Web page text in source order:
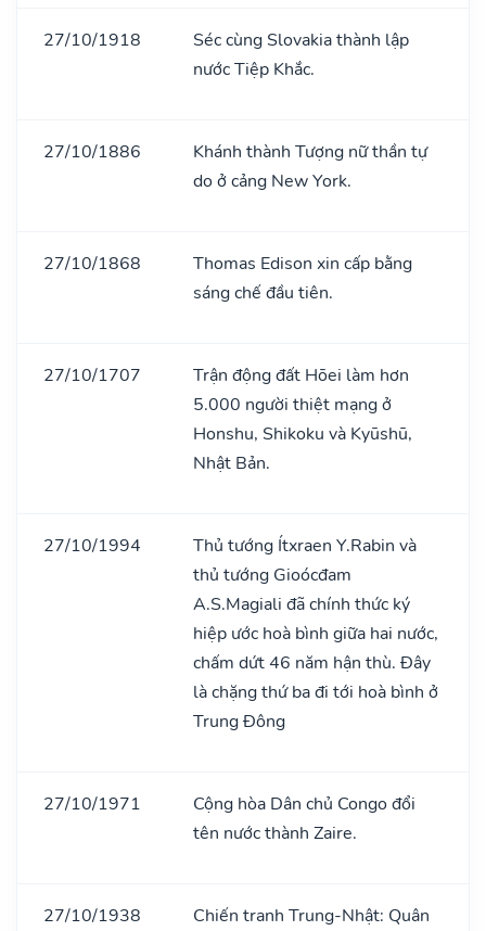
27/10/1918
Séc cùng Slovakia thành lập
nước Tiệp Khắc.
27/10/1886
Khánh thành Tượng nữ thần tự
do ở cảng New York.
27/10/1868
Thomas Edison xin cấp bằng
sáng chế đầu tiên.
27/10/1707
Trận động đất Hōei làm hơn
5.000 người thiệt mạng ở
Honshu, Shikoku và Kyūshū,
Nhật Bản.
27/10/1994
Thủ tướng Ítxraen Y.Rabin và
thủ tướng Gioócđam
A.S.Magiali đã chính thức ký
hiệp ước hoà bình giữa hai nước,
chấm dứt 46 năm hận thù. Đây
là chặng thứ ba đi tới hoà bình ở
Trung Đông
27/10/1971
Cộng hòa Dân chủ Congo đổi
tên nước thành Zaire.
27/10/1938
Chiến tranh Trung-Nhật: Quân